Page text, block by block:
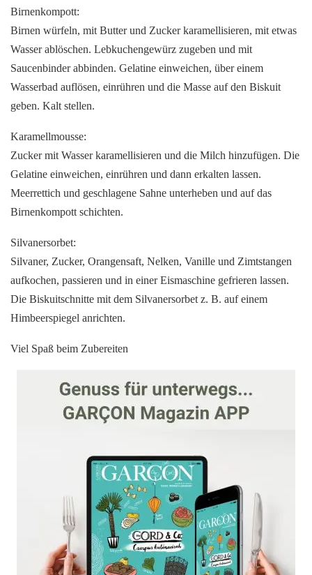
Birnenkompott:
Birnen würfeln, mit Butter und Zucker karamellisieren, mit etwas
Wasser ablöschen. Lebkuchengewürz zugeben und mit
Saucenbinder abbinden. Gelatine einweichen, über einem
Wasserbad auflösen, einrühren und die Masse auf den Biskuit
geben. Kalt stellen.
Karamellmousse:
Zucker mit Wasser karamellisieren und die Milch hinzufügen. Die
Gelatine einweichen, einrühren und dann erkalten lassen.
Meerrettich und geschlagene Sahne unterheben und auf das
Birnenkompott schichten.
Silvanersorbet:
Silvaner, Zucker, Orangensaft, Nelken, Vanille und Zimtstangen
aufkochen, passieren und in einer Eismaschine gefrieren lassen.
Die Biskuitschnitte mit dem Silvanersorbet z. B. auf einem
Himbeerspiegel anrichten.
Viel Spaß beim Zubereiten